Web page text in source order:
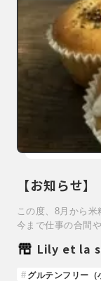
【お知らせ】
この度、8月から
今まで仕事の合間
Lily et la
グルテンフリー（